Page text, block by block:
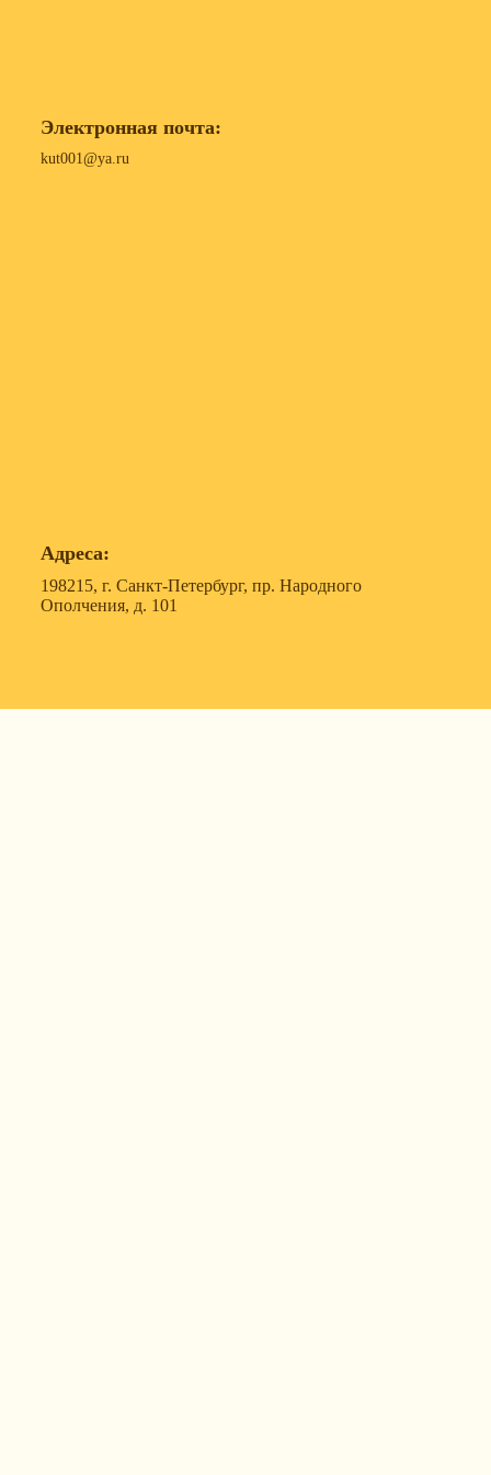
Электронная почта:
kut001@ya.ru
Адреса:
198215, г. Санкт-Петербург, пр. Народного
Ополчения, д. 101